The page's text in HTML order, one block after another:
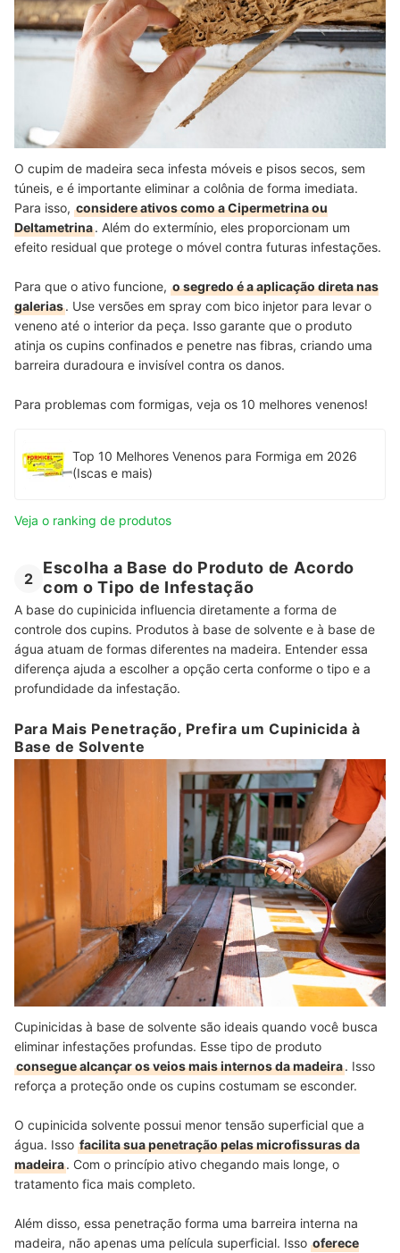
O cupim de madeira seca infesta móveis e pisos secos, sem
túneis, e é importante eliminar a colônia de forma imediata.
Para isso, considere ativos como a Cipermetrina ou
Deltametrina. Além do extermínio, eles proporcionam um
efeito residual que protege o móvel contra futuras infestações.
Para que o ativo funcione, o segredo é a aplicação direta nas
galerias. Use versões em spray com bico injetor para levar o
veneno até o interior da peça. Isso garante que o produto
atinja os cupins confinados e penetre nas fibras, criando uma
barreira duradoura e invisível contra os danos.
Para problemas com formigas, veja os 10 melhores venenos!
Top 10 Melhores Venenos para Formiga em 2026
(Iscas e mais)
Veja o ranking de produtos
2
Escolha a Base do Produto de Acordo
com o Tipo de Infestação
A base do cupinicida influencia diretamente a forma de
controle dos cupins. Produtos à base de solvente e à base de
água atuam de formas diferentes na madeira. Entender essa
diferença ajuda a escolher a opção certa conforme o tipo e a
profundidade da infestação.
Para Mais Penetração, Prefira um Cupinicida à
Base de Solvente
Cupinicidas à base de solvente são ideais quando você busca
eliminar infestações profundas. Esse tipo de produto
consegue alcançar os veios mais internos da madeira. Isso
reforça a proteção onde os cupins costumam se esconder.
O cupinicida solvente possui menor tensão superficial que a
água. Isso facilita sua penetração pelas microfissuras da
madeira. Com o princípio ativo chegando mais longe, o
tratamento fica mais completo.
Além disso, essa penetração forma uma barreira interna na
madeira, não apenas uma película superficial. Isso oferece